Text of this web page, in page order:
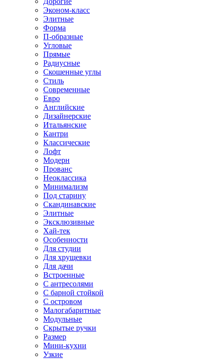
Эконом-класс
Элитные
Форма
П-образные
Угловые
Прямые
Радиусные
Скошенные углы
Стиль
Современные
Евро
Английские
Дизайнерские
Итальянские
Кантри
Классические
Лофт
Модерн
Прованс
Неоклассика
Минимализм
Под старину
Скандинавские
Элитные
Эксклюзивные
Хай-тек
Особенности
Для студии
Для хрущевки
Для дачи
Встроенные
С антресолями
С барной стойкой
С островом
Малогабаритные
Модульные
Скрытые ручки
Размер
Мини-кухни
Узкие